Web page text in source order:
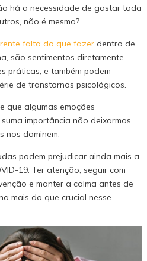
há a necessidade de gastar toda
não é mesmo?
falta do que fazer dentro de
são sentimentos diretamente
práticas, e também podem
de transtornos psicológicos.
que algumas emoções
importância não deixarmos
nos dominem.
podem prejudicar ainda mais a
19. Ter atenção, seguir com
e manter a calma antes de
mais do que crucial nesse